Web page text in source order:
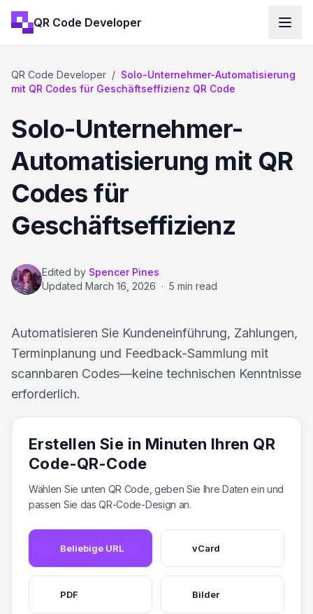
QR Code Developer
QR Code Developer / Solo-Unternehmer-Automatisierung
mit QR Codes für Geschäftseffizienz QR Code
Solo-Unternehmer-
Automatisierung mit QR
Codes für
Geschäftseffizienz
Edited by Spencer Pines
Updated March 16, 2026 · 5 min read
Automatisieren Sie Kundeneinführung, Zahlungen,
Terminplanung und Feedback-Sammlung mit
scannbaren Codes—keine technischen Kenntnisse
erforderlich.
Erstellen Sie in Minuten Ihren QR
Code-QR-Code
Wählen Sie unten QR Code, geben Sie Ihre Daten ein und
passen Sie das QR-Code-Design an.
Beliebige URL vCard
PDF Bilder